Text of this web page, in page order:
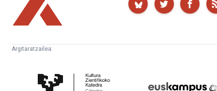
Argitaratzailea:
Zientifikoko
Katedra